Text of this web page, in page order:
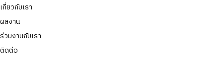
เกี่ยวกับเรา
ผลงาน
ร่วมงานกับเรา
ติดต่อ